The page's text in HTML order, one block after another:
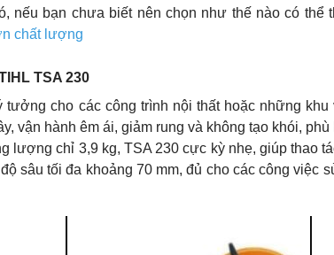
nếu bạn chưa biết nên chọn như thế nào có thể
chất lượng
TSA 230
tưởng cho các công trình nội thất hoặc những
vận hành êm ái, giảm rung và không tạo khói,
lượng chỉ 3,9 kg, TSA 230 cực kỳ nhẹ, giúp thao
sâu tối đa khoảng 70 mm, đủ cho các công việc